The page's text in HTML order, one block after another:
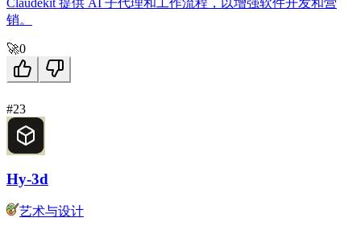
Claudekit 提供 AI 子代理和工作流程，以增强软件开发和营
销。
🚀0
#23
Hy-3d
艺术与设计